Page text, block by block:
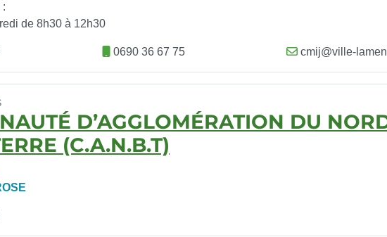
:
de 8h30 à 12h30
0690 36 67 75 cmij@ville-
D’AGGLOMÉRATION DU
(C.A.N.B.T)